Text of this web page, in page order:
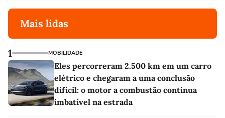
Mais lidas
1 MOBILIDADE
Eles percorreram 2.500 km em um carro
elétrico e chegaram a uma conclusão
difícil: o motor a combustão continua
imbatível na estrada